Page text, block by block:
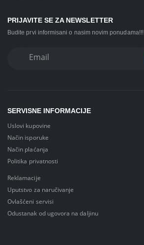
PRIJAVITE SE ZA NEWSLETTER
Budite prvi informisani o nasim novim ponudama!!!
SERVISNE INFORMACIJE
Uslovi kupovine
Način isporuke
Način plaćanja
Politika privatnosti
Reklamacije
Uputstvo za naručivanje
Ovlašćeni servisi
Odustanak od ugovora na daljinu